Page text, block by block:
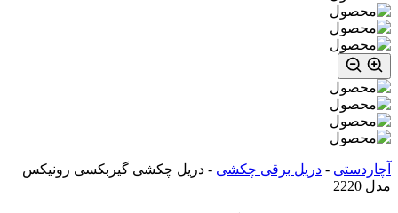
آچاردستی - دریل برقی چکشی - دریل چکشی گیربکسی رونیکس
مدل 2220